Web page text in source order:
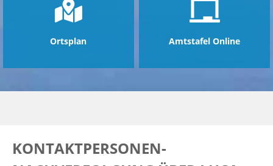
Ortsplan Amtstafel Online
KONTAKTPERSONEN-